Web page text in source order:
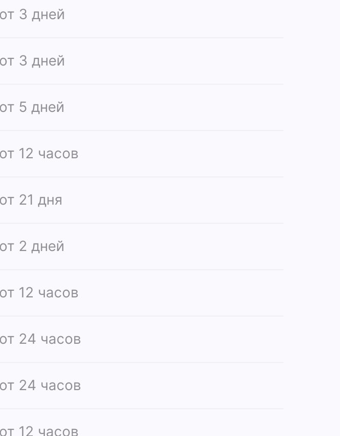
от 3 дней
от 3 дней
от 5 дней
от 12 часов
от 21 дня
от 2 дней
от 12 часов
от 24 часов
от 24 часов
от 12 часов